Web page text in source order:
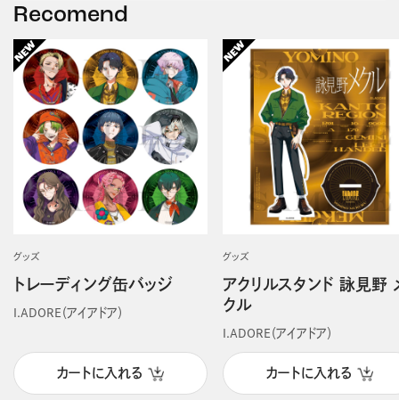
Recomend
グッズ
トレーディング缶バッジ
I.ADORE（アイアドア）
カートに入れる
グッズ
アクリルスタンド 詠見野
クル
I.ADORE（アイアドア）
カートに入れる